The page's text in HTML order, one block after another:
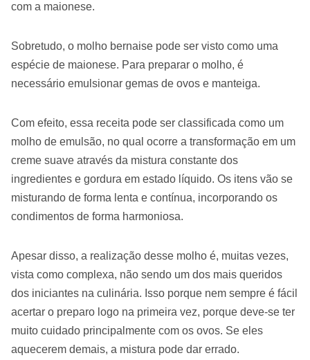
com a maionese.
Sobretudo, o molho bernaise pode ser visto como uma
espécie de maionese. Para preparar o molho, é
necessário emulsionar gemas de ovos e manteiga.
Com efeito, essa receita pode ser classificada como um
molho de emulsão, no qual ocorre a transformação em um
creme suave através da mistura constante dos
ingredientes e gordura em estado líquido. Os itens vão se
misturando de forma lenta e contínua, incorporando os
condimentos de forma harmoniosa.
Apesar disso, a realização desse molho é, muitas vezes,
vista como complexa, não sendo um dos mais queridos
dos iniciantes na culinária. Isso porque nem sempre é fácil
acertar o preparo logo na primeira vez, porque deve-se ter
muito cuidado principalmente com os ovos. Se eles
aquecerem demais, a mistura pode dar errado.